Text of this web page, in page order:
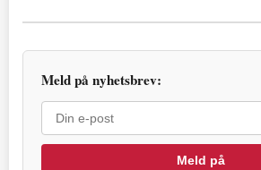
Meld på nyhetsbrev:
Meld på